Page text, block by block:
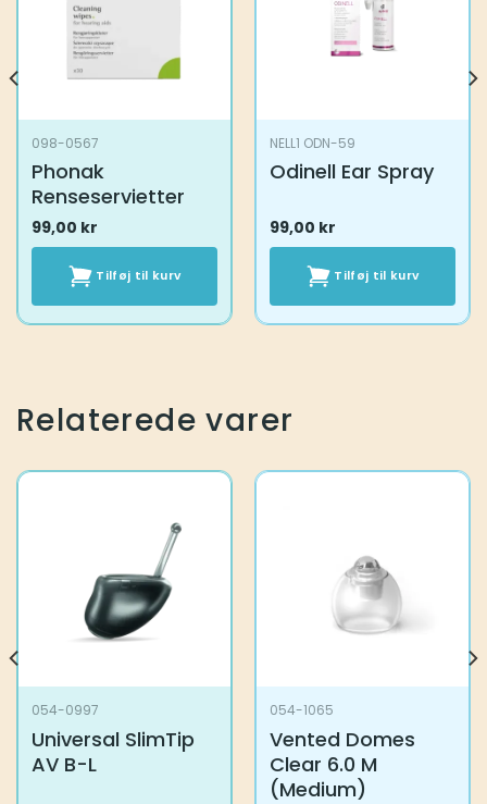
098-0567
Phonak
Renseservietter
99,00 kr
Tilføj til kurv
NELL1 ODN-59
Odinell Ear Spray
99,00 kr
Tilføj til kurv
Relaterede varer
054-0997
Universal SlimTip
AV B-L
054-1065
Vented Domes
Clear 6.0 M
(Medium)